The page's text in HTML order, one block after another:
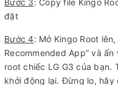
Bước 3: Copy file Kingo
đặt
Bước 4: Mở Kingo Root
Recommended App” và
root chiếc LG G3 của bạn.
khởi động lại. Đừng lo,